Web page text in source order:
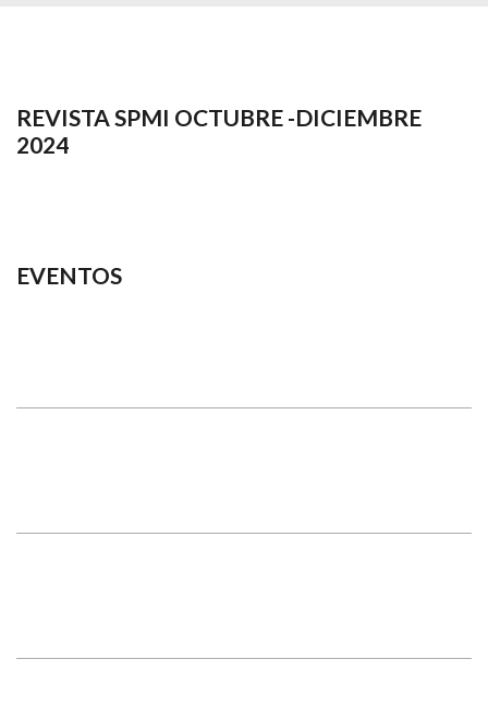
REVISTA SPMI OCTUBRE -DICIEMBRE
2024
EVENTOS